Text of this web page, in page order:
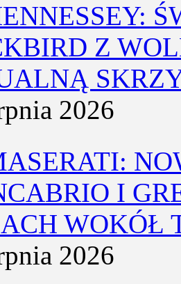
Z
2026
I
WOKÓŁ
2026